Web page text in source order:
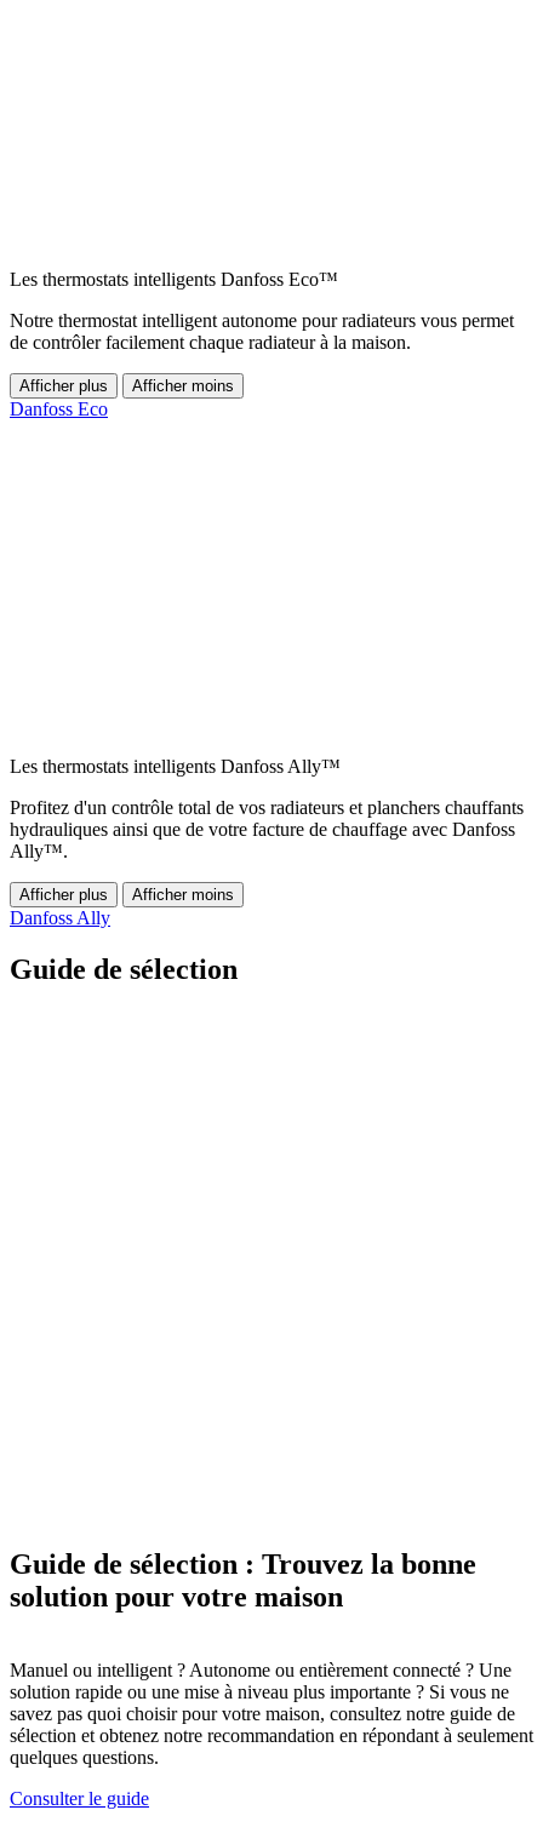
Les thermostats intelligents Danfoss Eco™
Notre thermostat intelligent autonome pour radiateurs vous permet
de contrôler facilement chaque radiateur à la maison.
Afficher plus Afficher moins
Danfoss Eco
Les thermostats intelligents Danfoss Ally™
Profitez d'un contrôle total de vos radiateurs et planchers chauffants
hydrauliques ainsi que de votre facture de chauffage avec Danfoss
Ally™.
Afficher plus Afficher moins
Danfoss Ally
Guide de sélection
Guide de sélection : Trouvez la bonne
solution pour votre maison
Manuel ou intelligent ? Autonome ou entièrement connecté ? Une
solution rapide ou une mise à niveau plus importante ? Si vous ne
savez pas quoi choisir pour votre maison, consultez notre guide de
sélection et obtenez notre recommandation en répondant à seulement
quelques questions.
Consulter le guide